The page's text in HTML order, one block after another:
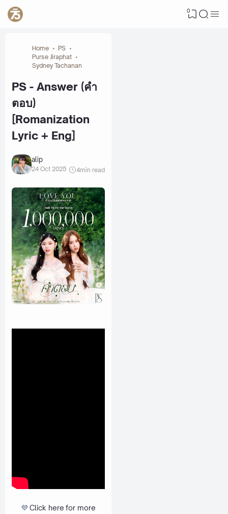
0
Home
PS
Purse Jiraphat
Sydney Tachanan
PS - Answer (คำ
ตอบ)
[Romanization
Lyric + Eng]
alip
24 Oct 2025 4min read
💜 Click here for more